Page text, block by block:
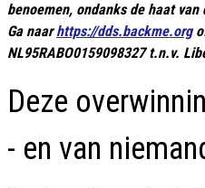
benoemen, ondanks de haat
Ga naarhttps://dds.backme.org
NL95RABO0159098327 t.n.v.
Deze
- en van